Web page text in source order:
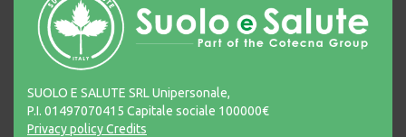
SUOLO E SALUTE SRL Unipersonale,
P.I. 01497070415 Capitale sociale 100000€
Privacy policyCredits